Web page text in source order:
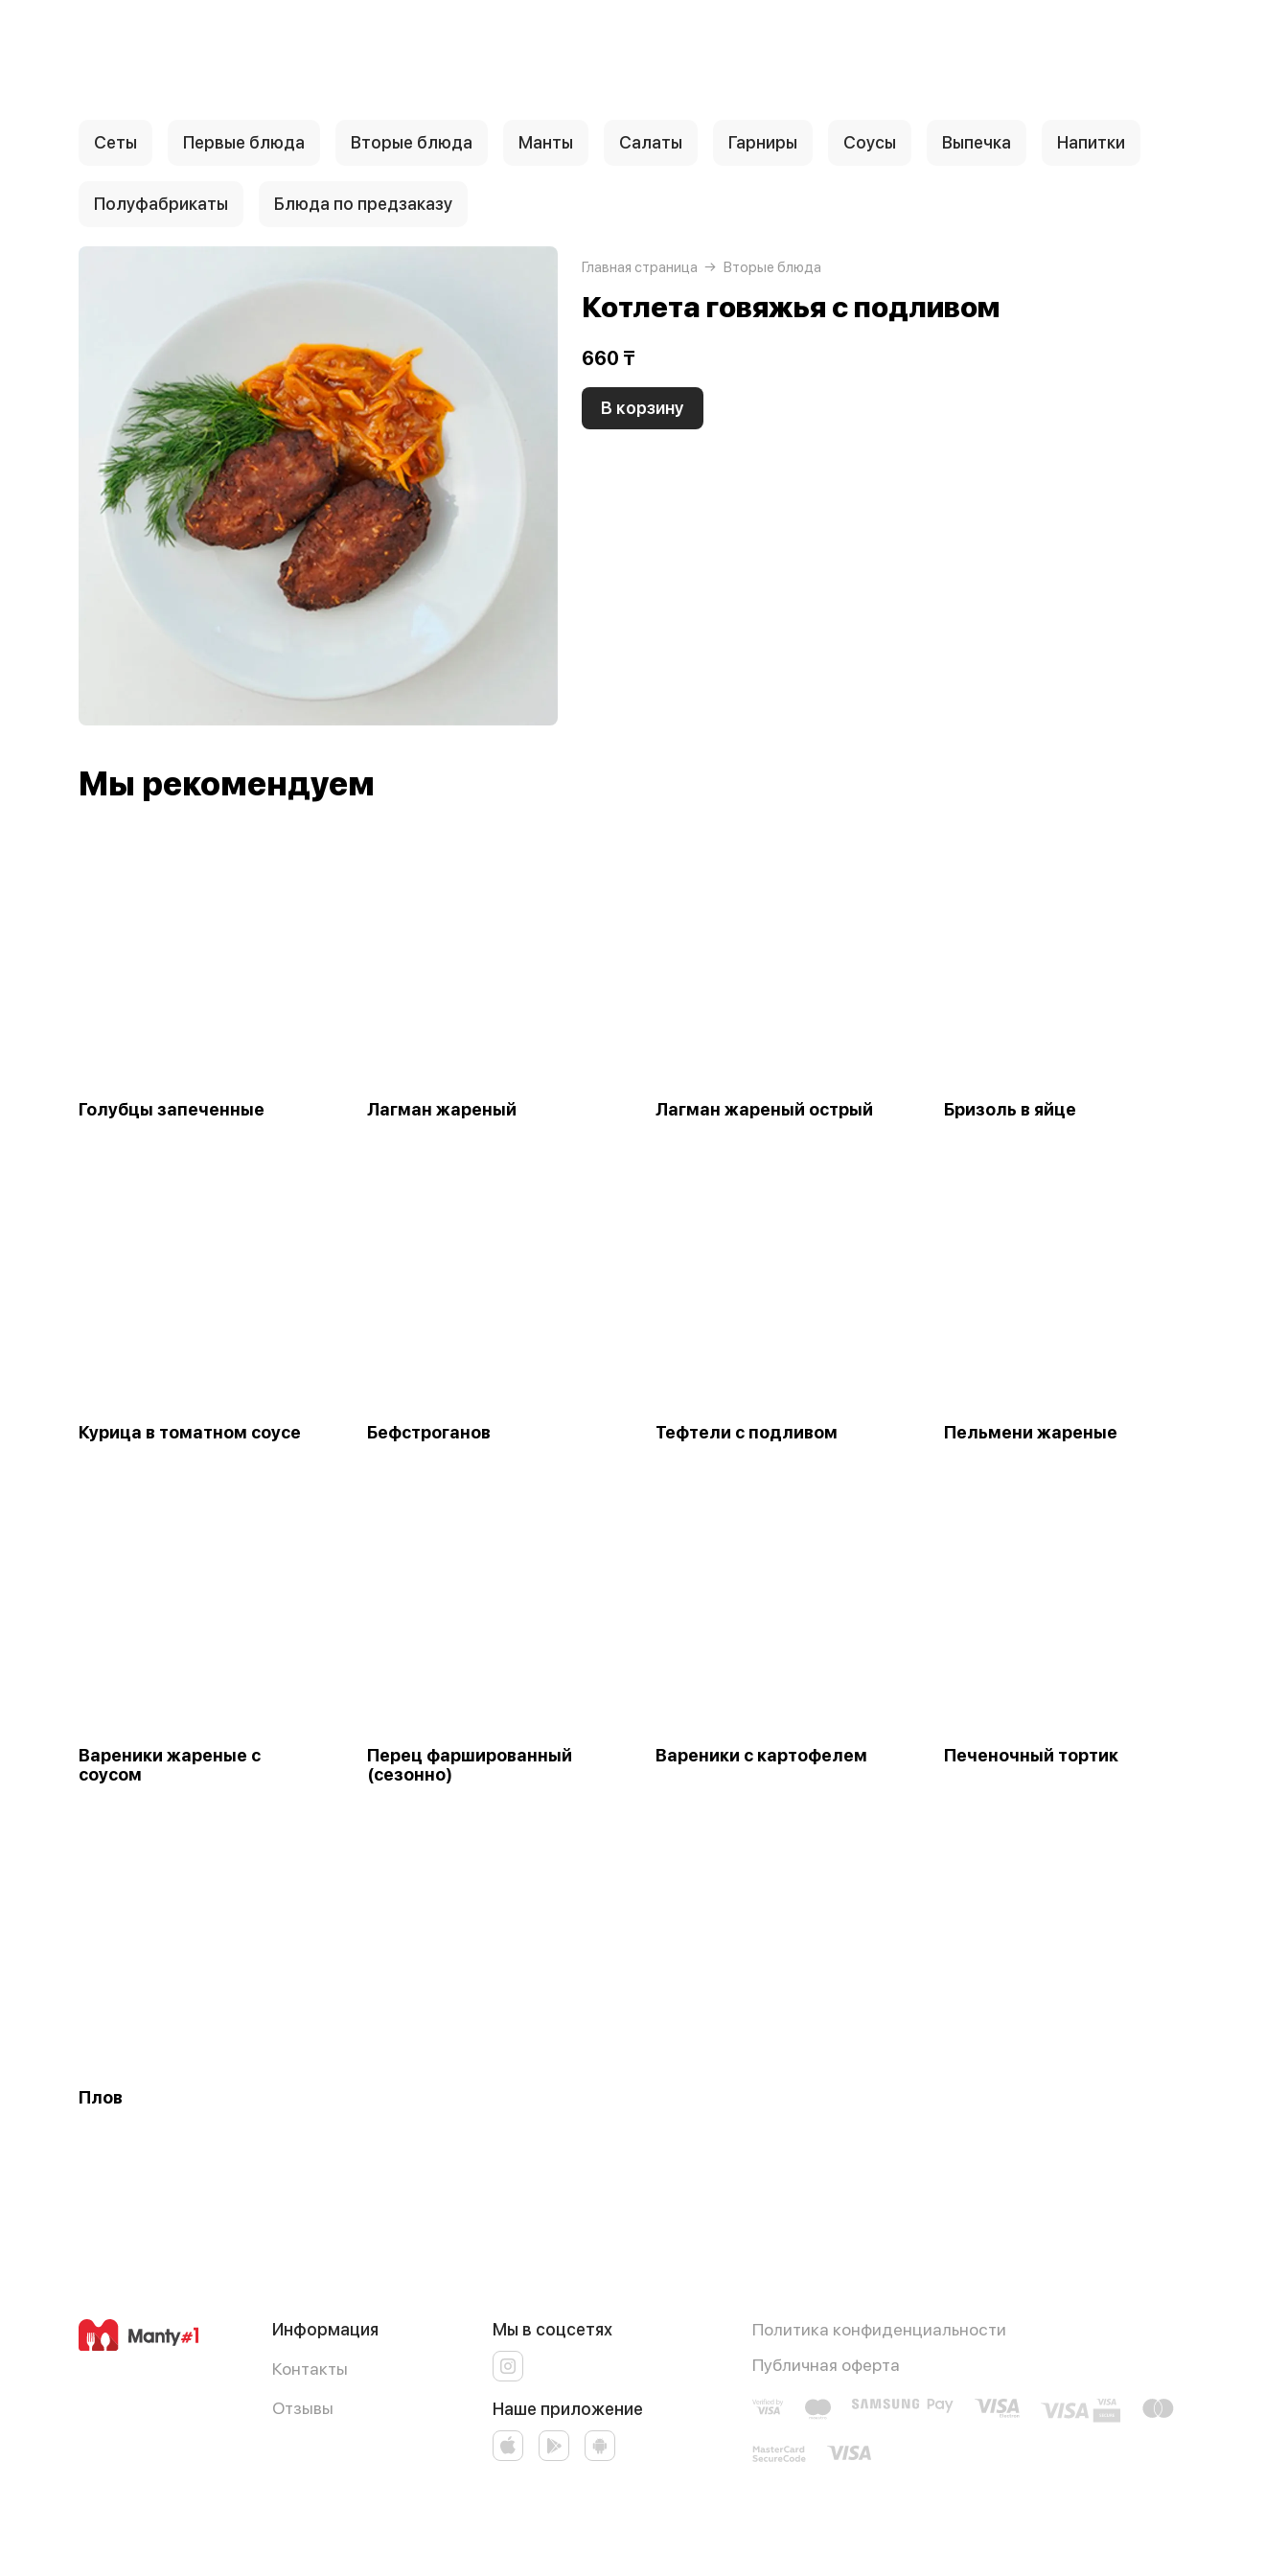
Сеты Первые блюда Вторые блюда Манты Салаты Гарниры Соусы Выпечка Напитки
Полуфабрикаты Блюда по предзаказу
Главная страница Вторые блюда
Котлета говяжья с подливом
660 ₸
В корзину
Мы рекомендуем
Голубцы запеченные Лагман жареный Лагман жареный острый Бризоль в яйце
Курица в томатном соусе Бефстроганов Тефтели с подливом Пельмени жареные
Вареники жареные с
соусом
Перец фаршированный
(сезонно)
Вареники с картофелем Печеночный тортик
Плов
Информация
Контакты
Отзывы
Мы в соцсетях
Наше приложение
Политика конфиденциальности
Публичная оферта